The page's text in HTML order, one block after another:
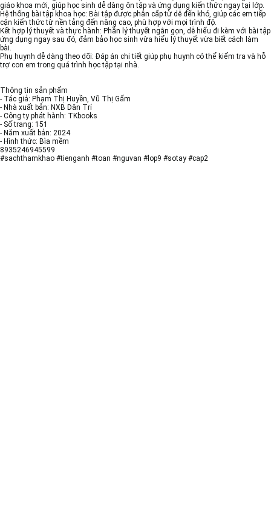
giáo khoa mới, giúp học sinh dễ dàng ôn tập và ứng dụng kiến thức ngay tại lớp.
Hệ thống bài tập khoa học: Bài tập được phân cấp từ dễ đến khó, giúp các em tiếp
cận kiến thức từ nền tảng đến nâng cao, phù hợp với mọi trình độ.
Kết hợp lý thuyết và thực hành: Phần lý thuyết ngắn gọn, dễ hiểu đi kèm với bài tập
ứng dụng ngay sau đó, đảm bảo học sinh vừa hiểu lý thuyết vừa biết cách làm
bài.
Phụ huynh dễ dàng theo dõi: Đáp án chi tiết giúp phụ huynh có thể kiểm tra và hỗ
trợ con em trong quá trình học tập tại nhà.
Thông tin sản phẩm
- Tác giả: Phạm Thị Huyền, Vũ Thị Gấm
- Nhà xuất bản: NXB Dân Trí
- Công ty phát hành: TKbooks
- Số trang: 151
- Năm xuất bản: 2024
- Hình thức: Bìa mềm
8935246945599
#sachthamkhao #tienganh #toan #nguvan #lop9 #sotay #cap2